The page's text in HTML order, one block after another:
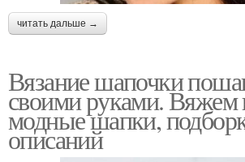
читать дальше →
Вязание шапочки
своими руками.
модные шапки,
описаний